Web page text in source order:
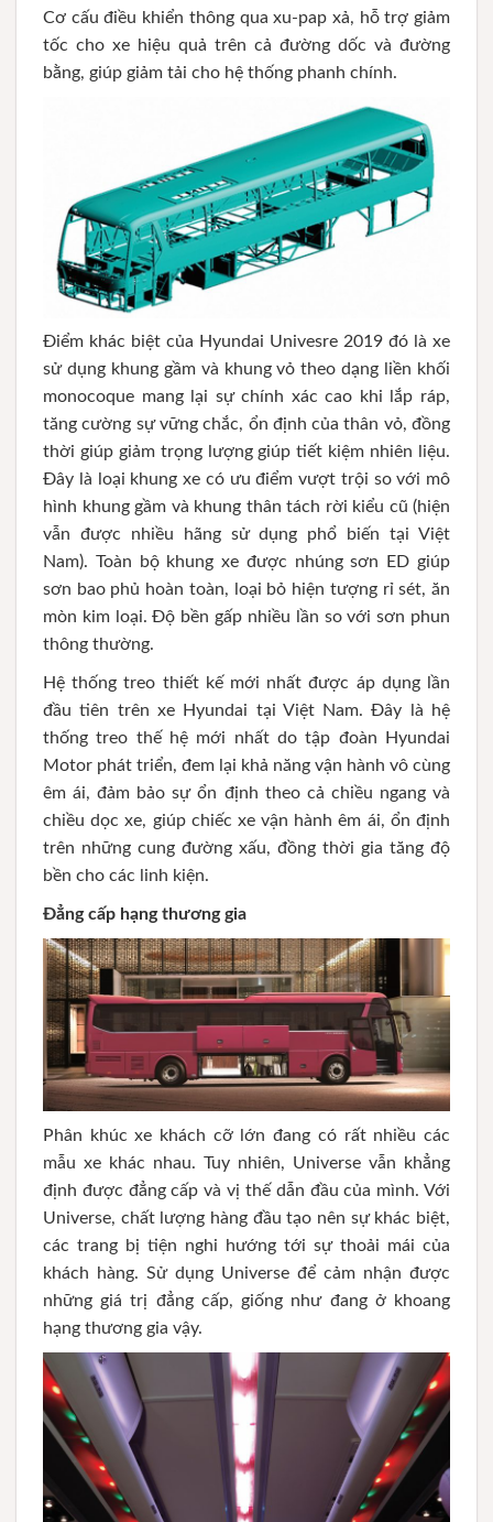
Cơ cấu điều khiển thông qua xu-pap xả, hỗ trợ giảm
tốc cho xe hiệu quả trên cả đường dốc và đường
bằng, giúp giảm tải cho hệ thống phanh chính.
Điểm khác biệt của Hyundai Univesre 2019 đó là xe
sử dụng khung gầm và khung vỏ theo dạng liền khối
monocoque mang lại sự chính xác cao khi lắp ráp,
tăng cường sự vững chắc, ổn định của thân vỏ, đồng
thời giúp giảm trọng lượng giúp tiết kiệm nhiên liệu.
Đây là loại khung xe có ưu điểm vượt trội so với mô
hình khung gầm và khung thân tách rời kiểu cũ (hiện
vẫn được nhiều hãng sử dụng phổ biến tại Việt
Nam). Toàn bộ khung xe được nhúng sơn ED giúp
sơn bao phủ hoàn toàn, loại bỏ hiện tượng rỉ sét, ăn
mòn kim loại. Độ bền gấp nhiều lần so với sơn phun
thông thường.
Hệ thống treo thiết kế mới nhất được áp dụng lần
đầu tiên trên xe Hyundai tại Việt Nam. Đây là hệ
thống treo thế hệ mới nhất do tập đoàn Hyundai
Motor phát triển, đem lại khả năng vận hành vô cùng
êm ái, đảm bảo sự ổn định theo cả chiều ngang và
chiều dọc xe, giúp chiếc xe vận hành êm ái, ổn định
trên những cung đường xấu, đồng thời gia tăng độ
bền cho các linh kiện.
Đẳng cấp hạng thương gia
Phân khúc xe khách cỡ lớn đang có rất nhiều các
mẫu xe khác nhau. Tuy nhiên, Universe vẫn khẳng
định được đẳng cấp và vị thế dẫn đầu của mình. Với
Universe, chất lượng hàng đầu tạo nên sự khác biệt,
các trang bị tiện nghi hướng tới sự thoải mái của
khách hàng. Sử dụng Universe để cảm nhận được
những giá trị đẳng cấp, giống như đang ở khoang
hạng thương gia vậy.